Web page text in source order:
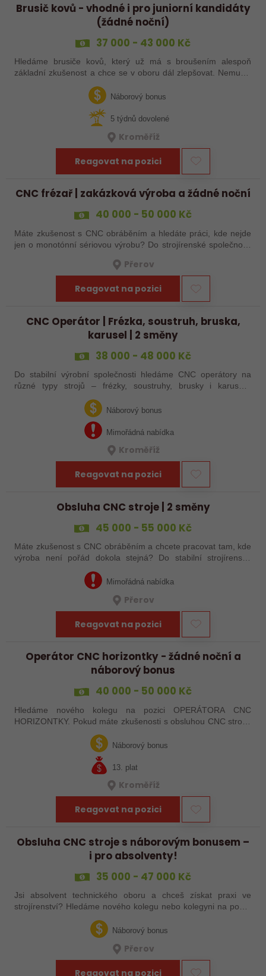
Brusič kovů - vhodné i pro juniorní kandidáty
(žádné noční)
37 000 - 43 000 Kč
Hledáme brusiče kovů, který už má s broušením alespoň
základní zkušenost a chce se v oboru dál zlepšovat. Nemusíš
abys už někdy pracoval…Náborový bonus
5 týdnů dovolené
Kroměříž
Reagovat na pozici
CNC frézař | zakázková výroba a žádné noční
40 000 - 50 000 Kč
Máte zkušenost s CNC obráběním a hledáte práci, kde nejde
jen o monotónní sériovou výrobu? Do strojírenské společnosti
Přerov
Reagovat na pozici
CNC Operátor | Frézka, soustruh, bruska,
karusel | 2 směny
38 000 - 48 000 Kč
Do stabilní výrobní společnosti hledáme CNC operátory na
různé typy strojů – frézky, soustruhy, brusky i karusely.
Uplatnění u nás najdou zkušení obráběči i absolventi
technických oborů, kteří se…Náborový bonus
Mimořádná nabídka
Kroměříž
Reagovat na pozici
Obsluha CNC stroje | 2 směny
45 000 - 55 000 Kč
Máte zkušenost s CNC obráběním a chcete pracovat tam, kde
výroba není pořád dokola stejná? Do stabilní strojírenské
zakázkovou výrobu. Čeká Vás…Mimořádná nabídka
Přerov
Reagovat na pozici
Operátor CNC horizontky - žádné noční a
náborový bonus
40 000 - 50 000 Kč
Hledáme nového kolegu na pozici OPERÁTORA CNC
HORIZONTKY. Pokud máte zkušenosti s obsluhou CNC strojů,
orientujete se ve výkresové dokumentaci a máte chuť naučit se
něco nového, pak jste ideálním…Náborový bonus
13. plat
Kroměříž
Reagovat na pozici
Obsluha CNC stroje s náborovým bonusem –
i pro absolventy!
35 000 - 47 000 Kč
Jsi absolvent technického oboru a chceš získat praxi ve
strojírenství? Hledáme nového kolegu nebo kolegyni na pozici
obsluhy strojů – pokud tě láká práce ve výrobě, kde se něco
skutečně tvoří, rádi…
Náborový bonus
Přerov
Reagovat na pozici